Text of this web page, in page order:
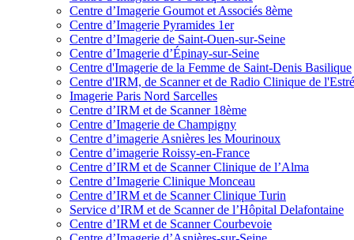
Centre d’Imagerie Goumot et Associés 8ème
Centre d’Imagerie Pyramides 1er
Centre d’Imagerie de Saint-Ouen-sur-Seine
Centre d’Imagerie d’Épinay-sur-Seine
Centre d'Imagerie de la Femme de Saint-Denis Basilique
Centre d'IRM, de Scanner et de Radio Clinique de
Imagerie Paris Nord Sarcelles
Centre d’IRM et de Scanner 18ème
Centre d’Imagerie de Champigny
Centre d’imagerie Asnières les Mourinoux
Centre d’imagerie Roissy-en-France
Centre d’IRM et de Scanner Clinique de l’Alma
Centre d’Imagerie Clinique Monceau
Centre d’IRM et de Scanner Clinique Turin
Service d’IRM et de Scanner de l’Hôpital Delafontaine
Centre d’IRM et de Scanner Courbevoie